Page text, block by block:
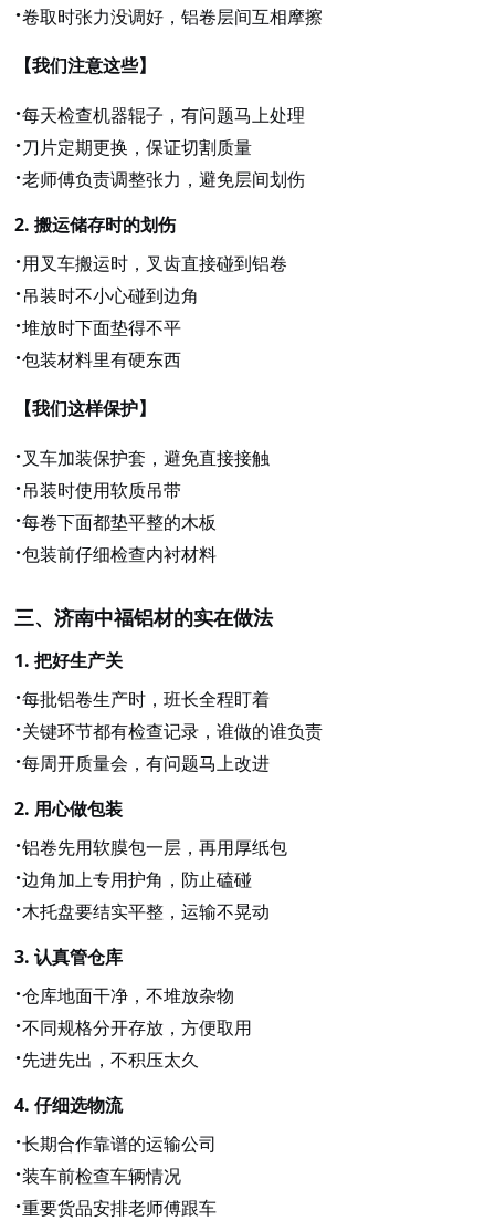
·卷取时张力没调好，铝卷层间互相摩擦
【我们注意这些】
·每天检查机器辊子，有问题马上处理
·刀片定期更换，保证切割质量
·老师傅负责调整张力，避免层间划伤
2.搬运储存时的划伤
·用叉车搬运时，叉齿直接碰到铝卷
·吊装时不小心碰到边角
·堆放时下面垫得不平
·包装材料里有硬东西
【我们这样保护】
·叉车加装保护套，避免直接接触
·吊装时使用软质吊带
·每卷下面都垫平整的木板
·包装前仔细检查内衬材料
三、济南中福铝材的实在做法
1.把好生产关
·每批铝卷生产时，班长全程盯着
·关键环节都有检查记录，谁做的谁负责
·每周开质量会，有问题马上改进
2.用心做包装
·铝卷先用软膜包一层，再用厚纸包
·边角加上专用护角，防止磕碰
·木托盘要结实平整，运输不晃动
3.认真管仓库
·仓库地面干净，不堆放杂物
·不同规格分开存放，方便取用
·先进先出，不积压太久
4.仔细选物流
·长期合作靠谱的运输公司
·装车前检查车辆情况
·重要货品安排老师傅跟车